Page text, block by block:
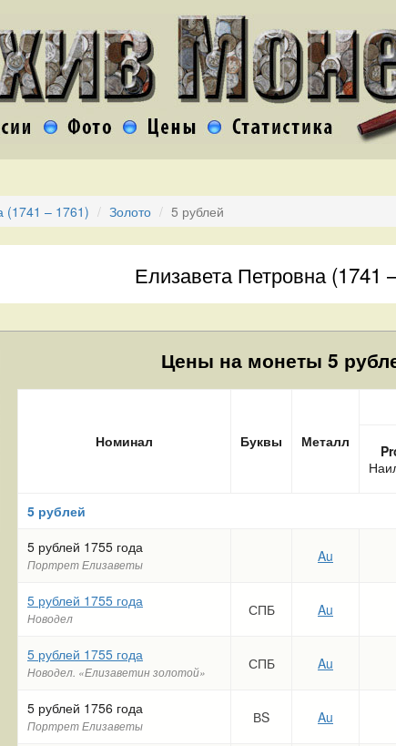
(1741 – 1761) Золото 5 рублей
Елизавета Петровна (1741
Цены на монеты 5
Номинал Буквы Металл
5 рублей
5 рублей 1755 года
Портрет Елизаветы Au
5 рублей 1755 года
Новодел СПБ Au
5 рублей 1755 года
Новодел. «Елизаветин золотой» СПБ Au
5 рублей 1756 года
Портрет Елизаветы ВS Au